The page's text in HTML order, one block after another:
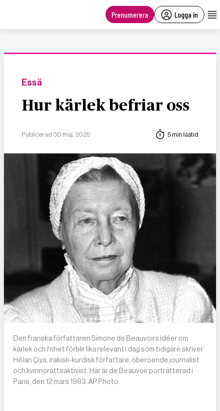
Prenumerera Logga in
Essä
Hur kärlek befriar oss
Publicerad 30 maj, 2025 5 min lästid
Den franska författaren Simone de Beauvoirs idéer om
kärlek och frihet förblir lika relevant i dag som tidigare skriver
Hêlan Çiya, irakisk-kurdisk författare, oberoende journalist
och kvinnorättsaktivist. Här är de Beauvoir porträtterad i
Paris, den 12 mars 1983. AP Photo